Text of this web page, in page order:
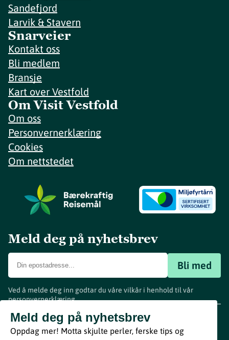
Sandefjord
Larvik & Stavern
Snarveier
Kontakt oss
Bli medlem
Bransje
Kart over Vestfold
Om Visit Vestfold
Om oss
Personvernerklæring
Cookies
Om nettstedet
Meld deg på nyhetsbrev
Bli med
Ved å melde deg inn godtar du våre vilkår i henhold til vår
personvernerklæring.
Meld deg på nyhetsbrev
Oppdag mer! Motta skjulte perler, ferske tips og
www.visitvestfold.com
Turistinformasjon